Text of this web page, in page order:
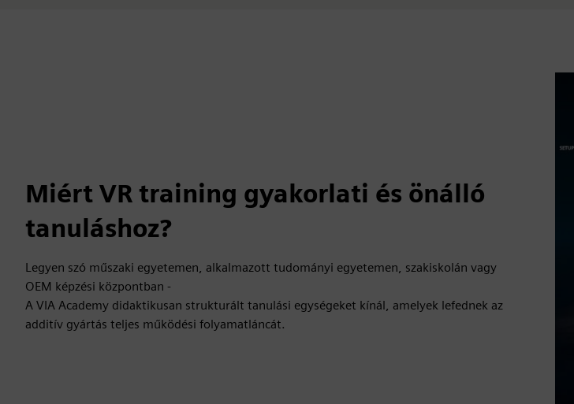
Miért VR training gyakorlati és önálló
tanuláshoz?
Legyen szó műszaki egyetemen, alkalmazott tudományi egyetemen, szakiskolán vagy
OEM képzési központban -
A VIA Academy didaktikusan strukturált tanulási egységeket kínál, amelyek lefednek az
additív gyártás teljes működési folyamatláncát.